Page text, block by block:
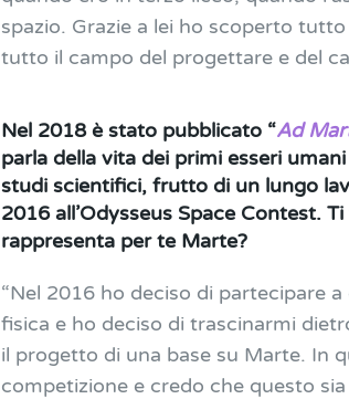
spazio. Grazie a lei ho scoperto
tutto il campo del progettare e del
Nel 2018 è stato pubblicato “Ad
parla della vita dei primi esseri
studi scientifici, frutto di un lungo
2016 all’Odysseus Space Contest.
rappresenta per te Marte?
“Nel 2016 ho deciso di partecipare
fisica e ho deciso di trascinarmi
il progetto di una base su Marte. In
competizione e credo che questo